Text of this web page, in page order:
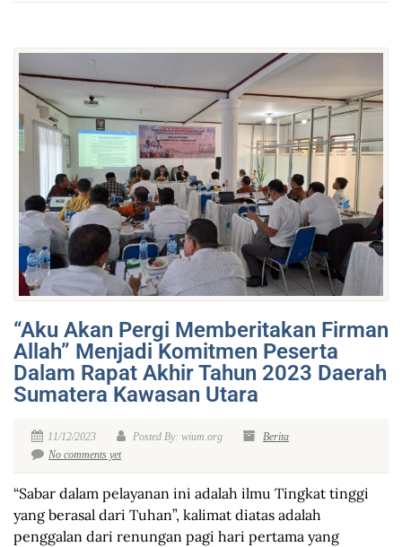
“Aku Akan Pergi Memberitakan Firman
Allah” Menjadi Komitmen Peserta
Dalam Rapat Akhir Tahun 2023 Daerah
Sumatera Kawasan Utara
11/12/2023 Posted By: wium.org
Berita
No comments yet
“Sabar dalam pelayanan ini adalah ilmu Tingkat tinggi
yang berasal dari Tuhan”, kalimat diatas adalah
penggalan dari renungan pagi hari pertama yang